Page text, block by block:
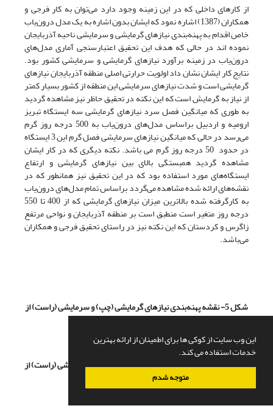
این وب سایت از کوکی ها برای اطمینان از ارائه بهترین
خدمات استفاده می کند.
متوجه شدم
از کارهای داخلی که در این زمینه وجود دارد می‌توان به کار فرجی و
همکاران (1387) اشاره نمود که ایشان بدون اشاره به یک مدل درون‌یاب
خاص اقدام به پهنه‌بندی نیازهای گرمایشی و سرمایشی ناحیه آذربایجان
نموده اند در حالی که هدف این تحقیق اعتبارسنجی آماری مدل‌های
درون‌یاب در زمینه برآورد نیازهای گرمایشی و سرمایشی کشور بود.
نتایج کار ایشان نشان داد اولویت حرارتی اصلی منطقه آذربایجان نیازهای
گرمایشی است و شدت نیازهای سرمایشی این منطقه از کشور بسیار کمتر
از نیاز به گرمایش است که این نکته در تحقیق حاظر نیز مشاهده گردید
به طوری که میانگین فصل سرد نیازهای گرمایشی سه ایستگاه تبریز
ارومیه و اردبیل براساس مدل‌های درون‌یاب به 500 درجه روز گرم
می‌رسد در حالی که میانگین نیازهای سرمایشی فصل گرم این 3 ایستگاه
در حدود 50 درجه روز گرم می باشد. نکته دیگری که در کار ایشان
مشاهده گردید همبستگی بالای بین نیازهای گرمایشی و ارتفاع
ایستگاه‌های مورد استفاده بود که در این تحقیق نیز همانطور که در
نقشه‌های ارائه شده مشاهده می‌گردد براساس تمام مدل‌های درون‌یاب
به کارگرفته شده بالاترین میزان نیازهای گرمایشی که از 400 تا 550
درجه روز متغیر است منطبق است بر منطقه آذربایجان و نواحی مرتفع
زاگرس و کردستان که این نکته نیز در راستای تحقیق فرجی و همکاران
می‌باشد.
شکل 5- نقشه پهنه‌بندی نیازهای گرمایشی (چپ) و سرمایشی (راست) از
طریق مدل درون‌یابIDW
شکل 6- نقشه پهنه بندی نیازهای گرمایشی (چپ) و سرمایشی (راست) از
طریق مدل درون‌یاب اسپیلاین